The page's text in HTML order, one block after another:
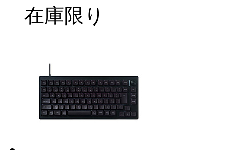
在庫限り